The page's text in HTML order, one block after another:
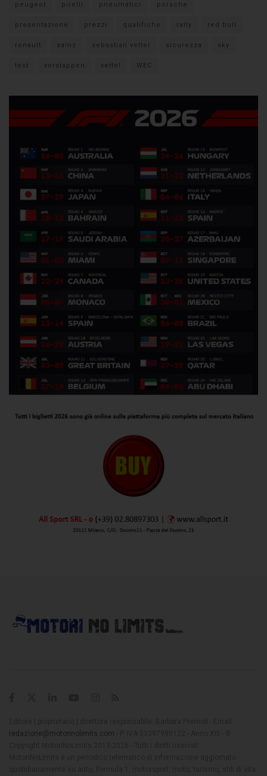
peugeot pirelli pneumatici porsche
presentazione prezzi qualifiche rally red bull
renault sainz sebastian vettel sicurezza sky
test verstappen vettel WEC
redazione@motorinolimits.com